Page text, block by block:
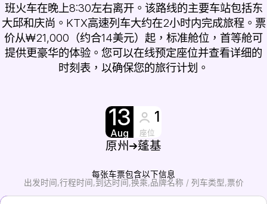
班火车在晚上8:30左右离开。该路线的主要车站包括东
大邱和庆尚。KTX高速列车大约在2小时内完成旅程。票
价从₩21,000（约合14美元）起，标准舱位，首等舱可
提供更豪华的体验。您可以在线预定座位并查看详细的
时刻表，以确保您的旅行计划。
13
Aug
1
座位
原州 蓬基
每张车票包含以下信息
出发时间 行程时间 到达时间 换乘 品牌名称 / 列车类型 票价